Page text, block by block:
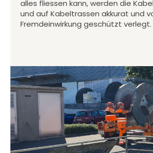
alles fliessen kann, werden die
und auf Kabeltrassen akkurat und
Fremdeinwirkung geschützt verlegt.